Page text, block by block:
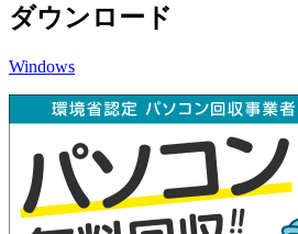
ダウンロード
Windows